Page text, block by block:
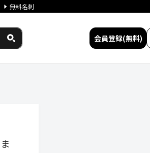
無料名刺
会員登録(無料)